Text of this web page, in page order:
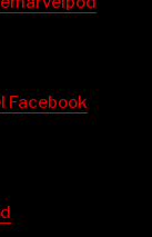
Facebook